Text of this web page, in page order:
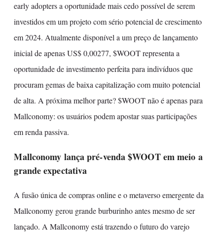
early adopters a oportunidade mais cedo possível de serem
investidos em um projeto com sério potencial de crescimento
em 2024. Atualmente disponível a um preço de lançamento
inicial de apenas US$ 0,00277, $WOOT representa a
oportunidade de investimento perfeita para indivíduos que
procuram gemas de baixa capitalização com muito potencial
de alta. A próxima melhor parte? $WOOT não é apenas para
Mallconomy: os usuários podem apostar suas participações
em renda passiva.
Mallconomy lança pré-venda $WOOT em meio a
grande expectativa
A fusão única de compras online e o metaverso emergente da
Mallconomy gerou grande burburinho antes mesmo de ser
lançado. A Mallconomy está trazendo o futuro do varejo